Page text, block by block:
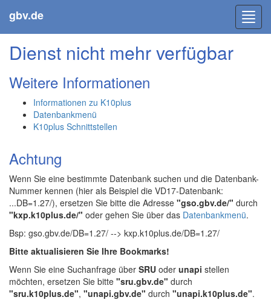
gbv.de
Dienst nicht mehr verfügbar
Weitere Informationen
Informationen zu K10plus
Datenbankmenü
K10plus Schnittstellen
Achtung
Wenn Sie eine bestimmte Datenbank suchen und die Datenbank-
Nummer kennen (hier als Beispiel die VD17-Datenbank:
...DB=1.27/), ersetzen Sie bitte die Adresse "gso.gbv.de/" durch
"kxp.k10plus.de/" oder gehen Sie über das Datenbankmenü.
Bsp: gso.gbv.de/DB=1.27/ --> kxp.k10plus.de/DB=1.27/
Bitte aktualisieren Sie Ihre Bookmarks!
Wenn Sie eine Suchanfrage über SRU oder unapi stellen
möchten, ersetzen Sie bitte "sru.gbv.de" durch
"sru.k10plus.de", "unapi.gbv.de" durch "unapi.k10plus.de".